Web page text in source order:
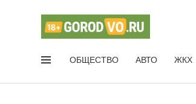
ОБЩЕСТВО АВТО ЖКХ